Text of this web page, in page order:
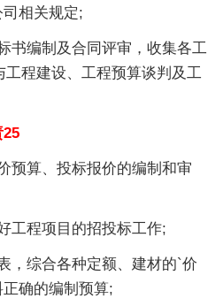
相关规定;
编制及合同评审，收集各工
程建设、工程预算谈判及工
算、投标报价的编制和审
程项目的招投标工作;
综合各种定额、建材的`价
确的编制预算;